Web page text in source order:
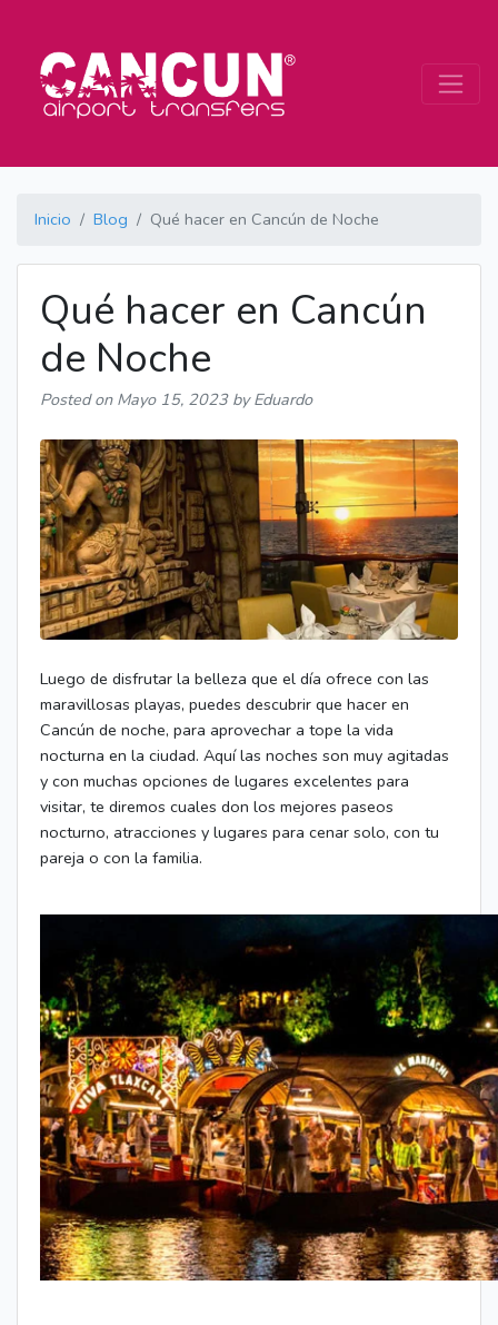
Inicio Blog Qué hacer en Cancún de Noche
Qué hacer en Cancún
de Noche
Posted on Mayo 15, 2023by Eduardo
Luego de disfrutar la belleza que el día ofrece con las
maravillosas playas, puedes descubrir que hacer en
Cancún de noche, para aprovechar a tope la vida
nocturna en la ciudad. Aquí las noches son muy agitadas
y con muchas opciones de lugares excelentes para
visitar, te diremos cuales don los mejores paseos
nocturno, atracciones y lugares para cenar solo, con tu
pareja o con la familia.